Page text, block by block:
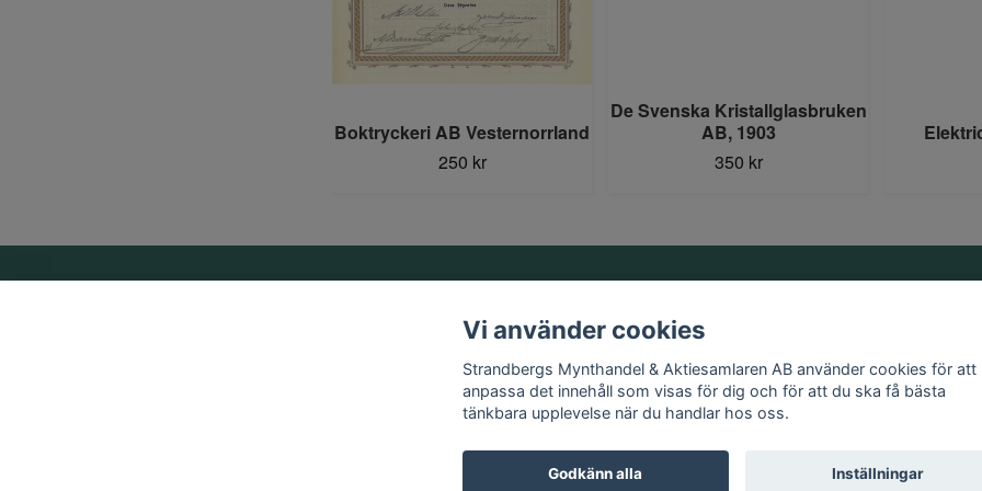
Boktryckeri AB Vesternorrland
250 kr
De Svenska Kristallglasbruken
AB, 1903
350 kr
Kontakt
Köpvillkor
Vi använder cookies
Strandbergs Mynthandel & Aktiesamlaren AB använder cookies för att
anpassa det innehåll som visas för dig och för att du ska få bästa
tänkbara upplevelse när du handlar hos oss.
Godkänn alla Inställningar